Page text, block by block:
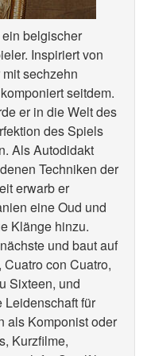
belgischer
Inspiriert von
sechzehn
seitdem.
er in die Welt des
des Spiels
Als Autodidakt
Techniken der
erwarb er
eine Oud und
Klänge hinzu.
und baut auf
con Cuatro,
Sixteen, und
Leidenschaft für
als Komponist oder
Kurzfilme,